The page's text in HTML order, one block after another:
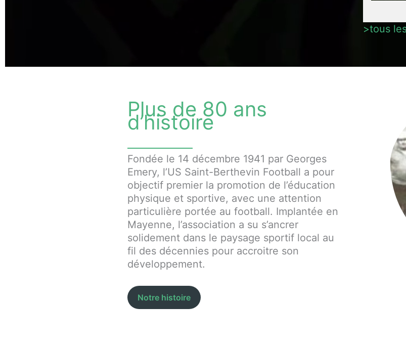
>tous
Plus de 80 ans
d’histoire
Fondée le 14 décembre 1941 par Georges
Emery, l’US Saint-Berthevin Football a pour
objectif premier la promotion de l’éducation
physique et sportive, avec une attention
particulière portée au football. Implantée en
Mayenne, l’association a su s’ancrer
solidement dans le paysage sportif local au
fil des décennies pour accroitre son
développement.
Notre histoire